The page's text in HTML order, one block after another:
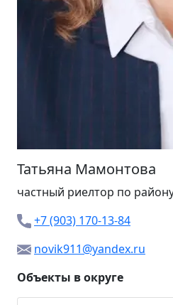
Татьяна Мамонтова
частный риелтор по
+7 (903) 170-13-84
novik911@yandex.ru
Объекты в округе